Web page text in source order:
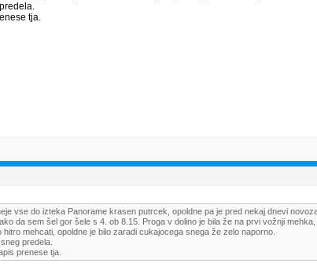
tja.
vse do izteka Panorame krasen putrcek, opoldne pa je pred nekaj dnevi
da sem šel gor šele s 4. ob 8.15. Proga v dolino je bila že na prvi vožnji
mehcati, opoldne je bilo zaradi cukajocega snega že zelo naporno.
predela.
prenese tja.